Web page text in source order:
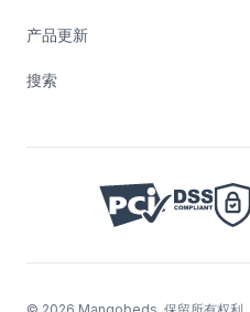
产品更新
搜索